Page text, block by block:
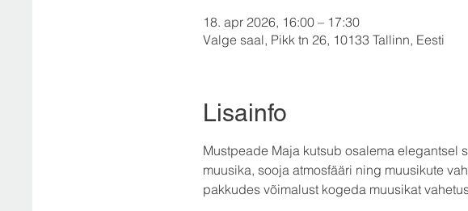
18. apr 2026, 16:00 – 17:30
Valge saal, Pikk tn 26, 10133 Tallinn, Eesti
Lisainfo
Mustpeade Maja kutsub osalema
muusika, sooja atmosfääri ning muusikute
pakkudes võimalust kogeda muusikat